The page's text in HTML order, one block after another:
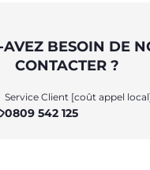
AVEZ BESOIN DE
CONTACTER ?
Service Client [coût appel
0809 542 125